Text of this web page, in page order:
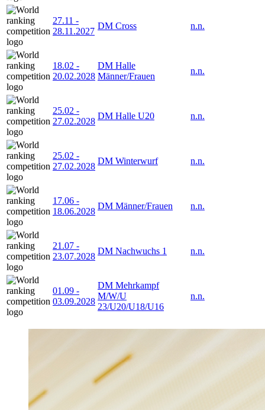
27.11 -
28.11.2027
DM Cross n.n.
18.02 -
20.02.2028
DM Halle
Männer/Frauen
n.n.
25.02 -
27.02.2028
DM Halle U20 n.n.
25.02 -
27.02.2028
DM Winterwurf n.n.
17.06 -
18.06.2028
DM Männer/Frauen n.n.
21.07 -
23.07.2028
DM Nachwuchs 1 n.n.
01.09 -
03.09.2028
DM Mehrkampf
M/W/U
23/U20/U18/U16
n.n.